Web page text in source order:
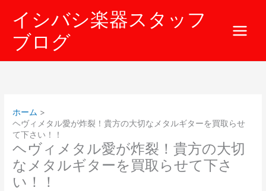
イシバシ楽器スタッフ
ブログ
ホーム
ヘヴィメタル愛が炸裂！貴方の大切なメタルギターを買取らせ
て下さい！！
ヘヴィメタル愛が炸裂！貴方の大切
なメタルギターを買取らせて下さ
い！！